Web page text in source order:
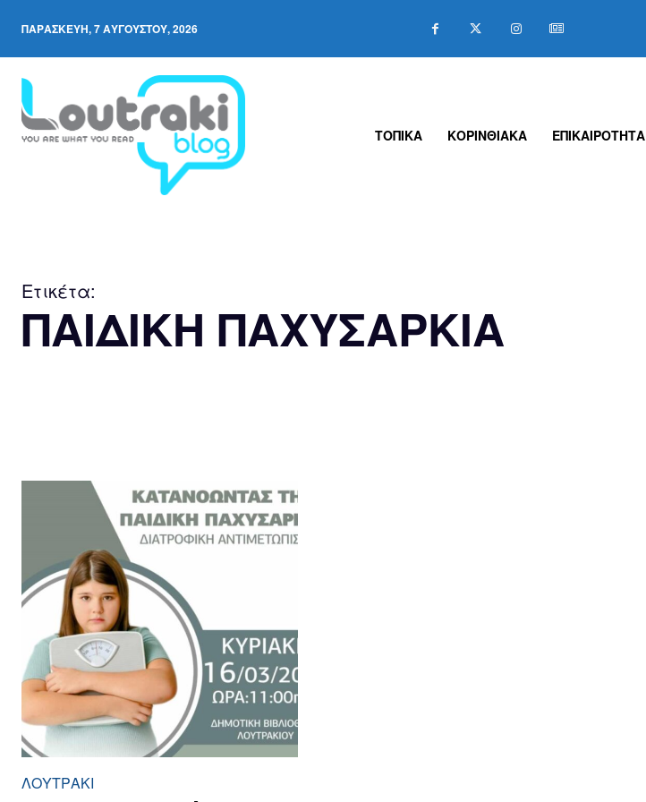
ΠΑΡΑΣΚΕΥΉ, 7 ΑΥΓΟΎΣΤΟΥ, 2026
ΤΟΠΙΚΑ ΚΟΡΙΝΘΙΑΚΑ ΕΠΙΚΑΙΡΟΤΗΤΑ
Ετικέτα:
ΠΑΙΔΙΚΗ ΠΑΧΥΣΑΡΚΙΑ
ΛΟΥΤΡΆΚΙ